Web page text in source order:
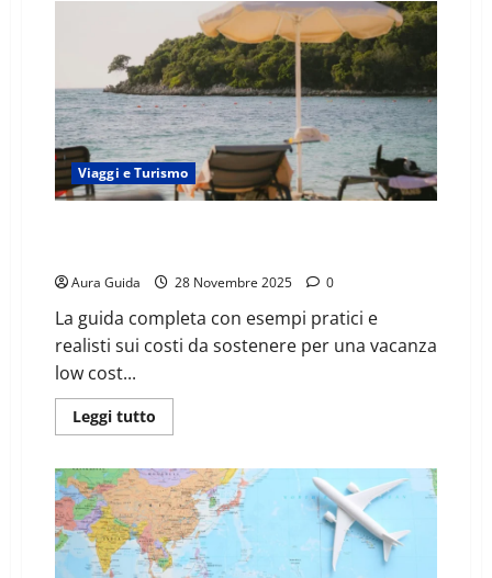
Viaggi e Turismo
Aura Guida 28 Novembre 2025 0
La guida completa con esempi pratici e
realisti sui costi da sostenere per una vacanza
low cost...
Leggi tutto